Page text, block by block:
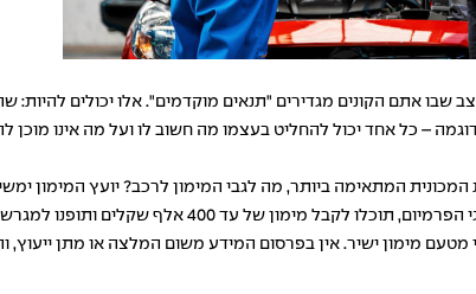
– כל אחד יכול להחליט בעצמו מה חשוב לו ועל מה אינו מוכן
המתאימה ביותר, מה לגבי המימון לרכב? יועץ המימון
400 אלף שקלים ותופנו למגרשים המתאימים ביותר כדי לפגוש שם את המאצ' המושלם.
מטעם מימון ישיר. אין בפרסום המידע משום המלצה או מתן